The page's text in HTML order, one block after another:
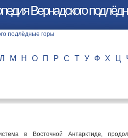
Вернадского
Л М Н О П Р С Т У Ф Х Ц
в Восточной Антарктиде,